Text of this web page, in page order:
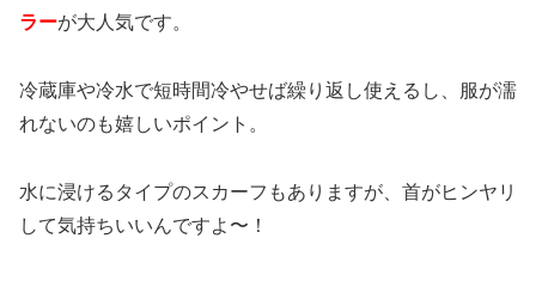
ラーが大人気です。
冷蔵庫や冷水で短時間冷やせば繰り返し使えるし、服が濡
れないのも嬉しいポイント。
水に浸けるタイプのスカーフもありますが、首がヒンヤリ
して気持ちいいんですよ〜！